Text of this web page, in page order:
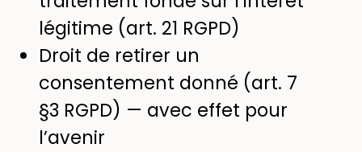
légitime (art. 21 RGPD)
Droit de retirer un
consentement donné (art. 7
§3 RGPD) — avec effet pour
l’avenir